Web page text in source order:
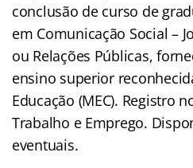
conclusão de curso de
em Comunicação Social –
ou Relações Públicas,
ensino superior
Educação (MEC). Registro
Trabalho e Emprego.
eventuais.